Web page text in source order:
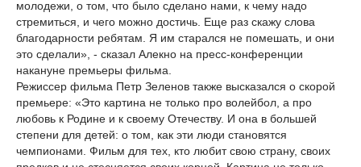
молодежи, о том, что было сделано нами, к чему надо
стремиться, и чего можно достичь. Еще раз скажу слова
благодарности ребятам. Я им старался не помешать, и они
это сделали», - сказал Алекно на пресс-конференции
накануне премьеры фильма.
Режиссер фильма Петр Зеленов также высказался о скорой
премьере: «Это картина не только про волейбол, а про
любовь к Родине и к своему Отечеству. И она в большей
степени для детей: о том, как эти люди становятся
чемпионами. Фильм для тех, кто любит свою страну, своих